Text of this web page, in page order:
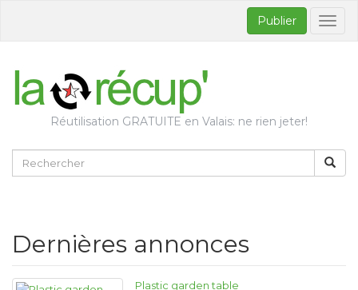
Publier
Réutilisation GRATUITE en Valais: ne rien jeter!
Dernières annonces
Plastic garden table